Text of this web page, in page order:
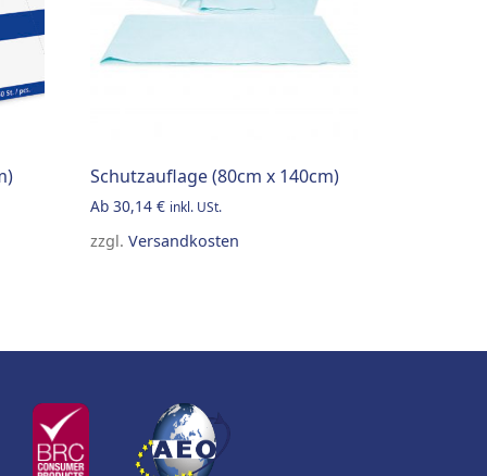
Schutzauflage (80cm x 140cm)
Ab30,14€ inkl. USt.
zzgl.Versandkosten